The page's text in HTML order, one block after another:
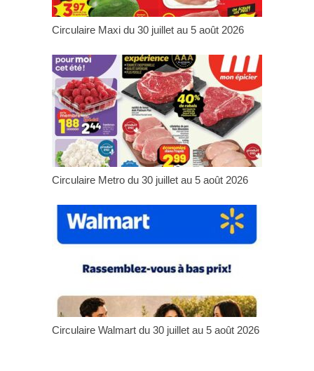
Circulaire Maxi du 30 juillet au 5 août 2026
Circulaire Metro du 30 juillet au 5 août 2026
Circulaire Walmart du 30 juillet au 5 août 2026